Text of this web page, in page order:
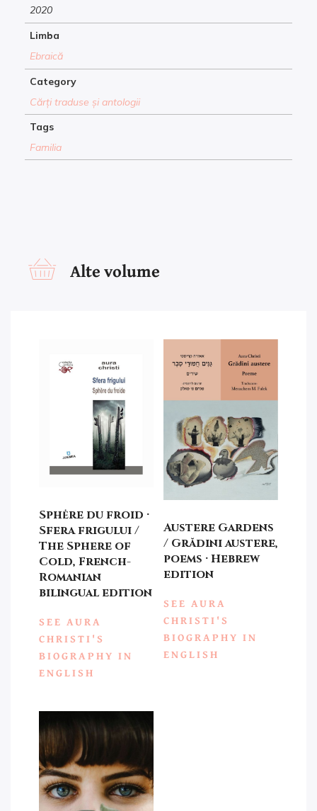
2020
Limba
Ebraică
Category
Cărți traduse și antologii
Tags
Familia
Alte volume
Sphėre du froid ·
Sfera frigului /
The Sphere of
Cold, French-
Romanian
bilingual edition
SEE AURA
CHRISTI'S
BIOGRAPHY IN
ENGLISH
Austere Gardens
/ Grădini austere,
poems · Hebrew
edition
SEE AURA
CHRISTI'S
BIOGRAPHY IN
ENGLISH